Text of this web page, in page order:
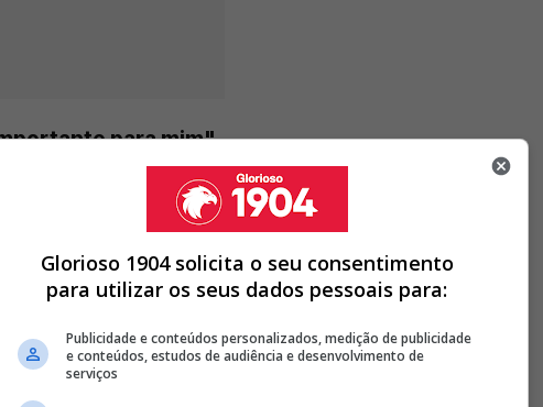
para mim"
SALTA PARA O COMANDO TÉCNICO DO BENFICA APÓS
ADEUS AO BENFICA E VAI PARA O DESEMPREGO: "ERA
PERDE 7.º TREINADOR NESTE VERÃO
Glorioso 1904 solicita o seu consentimento
para utilizar os seus dados pessoais para:
Publicidade e conteúdos personalizados, medição de publicidade
e conteúdos, estudos de audiência e desenvolvimento de
serviços